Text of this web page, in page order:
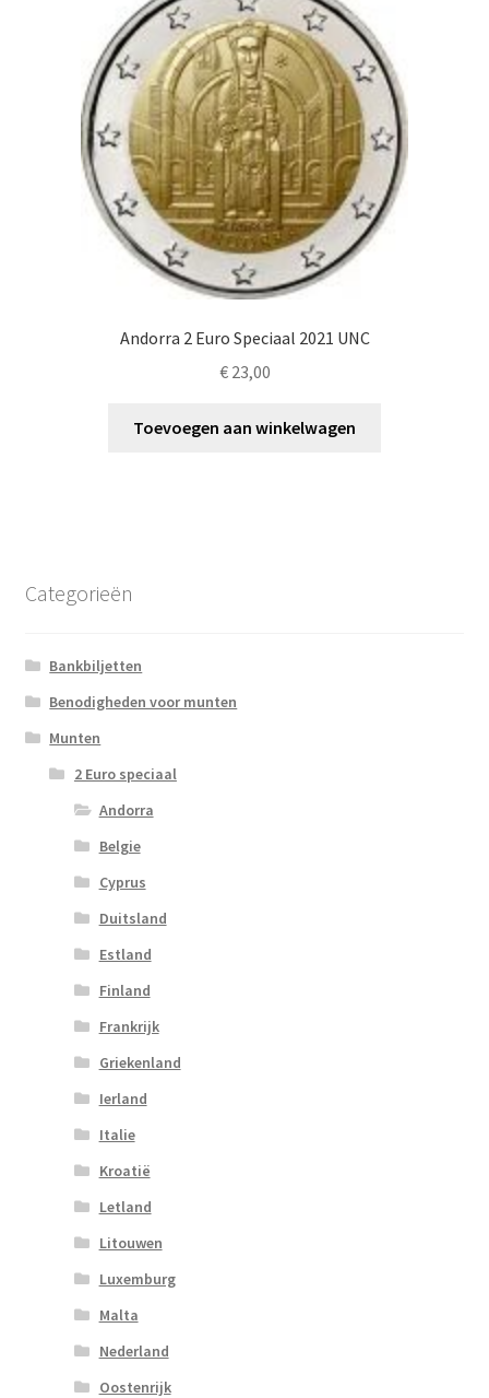
Andorra 2 Euro Speciaal 2021 UNC
€23,00
Toevoegen aan winkelwagen
Categorieën
Bankbiljetten
Benodigheden voor munten
Munten
2 Euro speciaal
Andorra
Belgie
Cyprus
Duitsland
Estland
Finland
Frankrijk
Griekenland
Ierland
Italie
Kroatië
Letland
Litouwen
Luxemburg
Malta
Nederland
Oostenrijk